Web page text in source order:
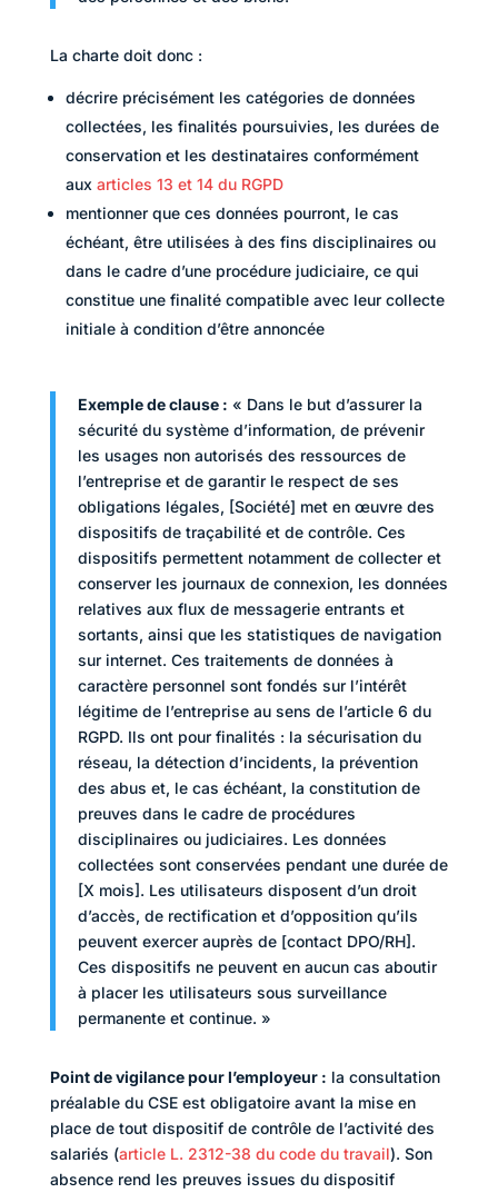
La charte doit donc :
décrire précisément les catégories de données
collectées, les finalités poursuivies, les durées de
conservation et les destinataires conformément
aux articles 13 et 14 du RGPD
mentionner que ces données pourront, le cas
échéant, être utilisées à des fins disciplinaires ou
dans le cadre d’une procédure judiciaire, ce qui
constitue une finalité compatible avec leur collecte
initiale à condition d’être annoncée
Exemple de clause : « Dans le but d’assurer la
sécurité du système d’information, de prévenir
les usages non autorisés des ressources de
l’entreprise et de garantir le respect de ses
obligations légales, [Société] met en œuvre des
dispositifs de traçabilité et de contrôle. Ces
dispositifs permettent notamment de collecter et
conserver les journaux de connexion, les données
relatives aux flux de messagerie entrants et
sortants, ainsi que les statistiques de navigation
sur internet. Ces traitements de données à
caractère personnel sont fondés sur l’intérêt
légitime de l’entreprise au sens de l’article 6 du
RGPD. Ils ont pour finalités : la sécurisation du
réseau, la détection d’incidents, la prévention
des abus et, le cas échéant, la constitution de
preuves dans le cadre de procédures
disciplinaires ou judiciaires. Les données
collectées sont conservées pendant une durée de
[X mois]. Les utilisateurs disposent d’un droit
d’accès, de rectification et d’opposition qu’ils
peuvent exercer auprès de [contact DPO/RH].
Ces dispositifs ne peuvent en aucun cas aboutir
à placer les utilisateurs sous surveillance
permanente et continue. »
Point de vigilance pour l’employeur : la consultation
préalable du CSE est obligatoire avant la mise en
place de tout dispositif de contrôle de l’activité des
salariés (article L. 2312-38 du code du travail). Son
absence rend les preuves issues du dispositif